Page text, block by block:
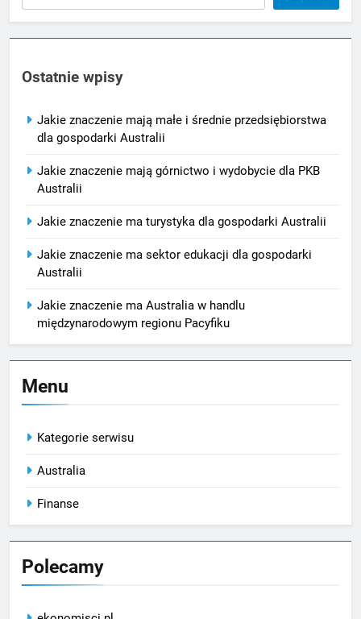
Ostatnie wpisy
Jakie znaczenie mają małe i średnie przedsiębiorstwa
dla gospodarki Australii
Jakie znaczenie mają górnictwo i wydobycie dla PKB
Australii
Jakie znaczenie ma turystyka dla gospodarki Australii
Jakie znaczenie ma sektor edukacji dla gospodarki
Australii
Jakie znaczenie ma Australia w handlu
międzynarodowym regionu Pacyfiku
Menu
Kategorie serwisu
Australia
Finanse
Polecamy